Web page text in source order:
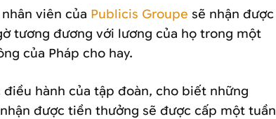
viên của Publicis Groupe sẽ nhận được
tương đương với lương của họ trong một
của Pháp cho hay.
hành của tập đoàn, cho biết những
được tiền thưởng sẽ được cấp một tuần